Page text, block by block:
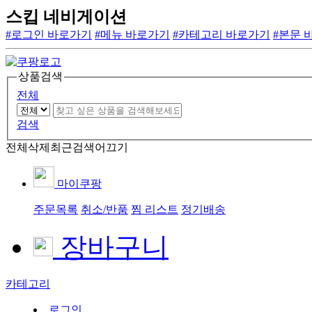
스킵 네비게이션
#로그인 바로가기 #메뉴 바로가기 #카테고리 바로가기 #본문
상품검색
전체
검색
전체삭제 최근검색어끄기
마이쿠팡
주문목록 취소/반품 찜 리스트 정기배송
장바구니
카테고리
로그인